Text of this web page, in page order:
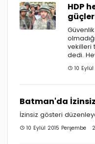
HDP
vekilleri
dedi.
10
Batman'da
İzinsiz gösteri
10 Eylül 2015 Perşembe